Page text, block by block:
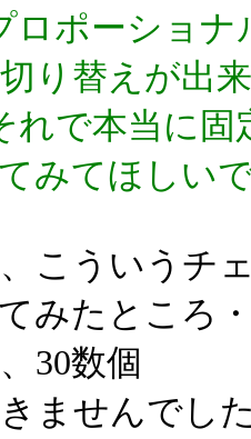
ロポーショ
り替えが出来
れで本当に
みてほしい
こういうチ
みたところ
30数個
ませんでし